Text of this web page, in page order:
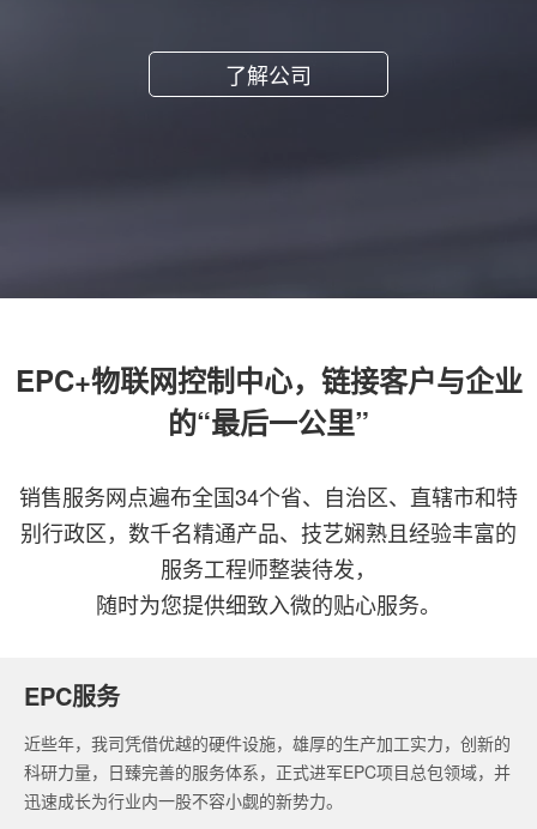
了解公司
EPC+物联网控制中心，链接客户与企业
的“最后一公里”
销售服务网点遍布全国34个省、自治区、直辖市和特
别行政区，数千名精通产品、技艺娴熟且经验丰富的
服务工程师整装待发，
随时为您提供细致入微的贴心服务。
EPC服务
近些年，我司凭借优越的硬件设施，雄厚的生产加工实力，创新的
科研力量，日臻完善的服务体系，正式进军EPC项目总包领域，并
迅速成长为行业内一股不容小觑的新势力。